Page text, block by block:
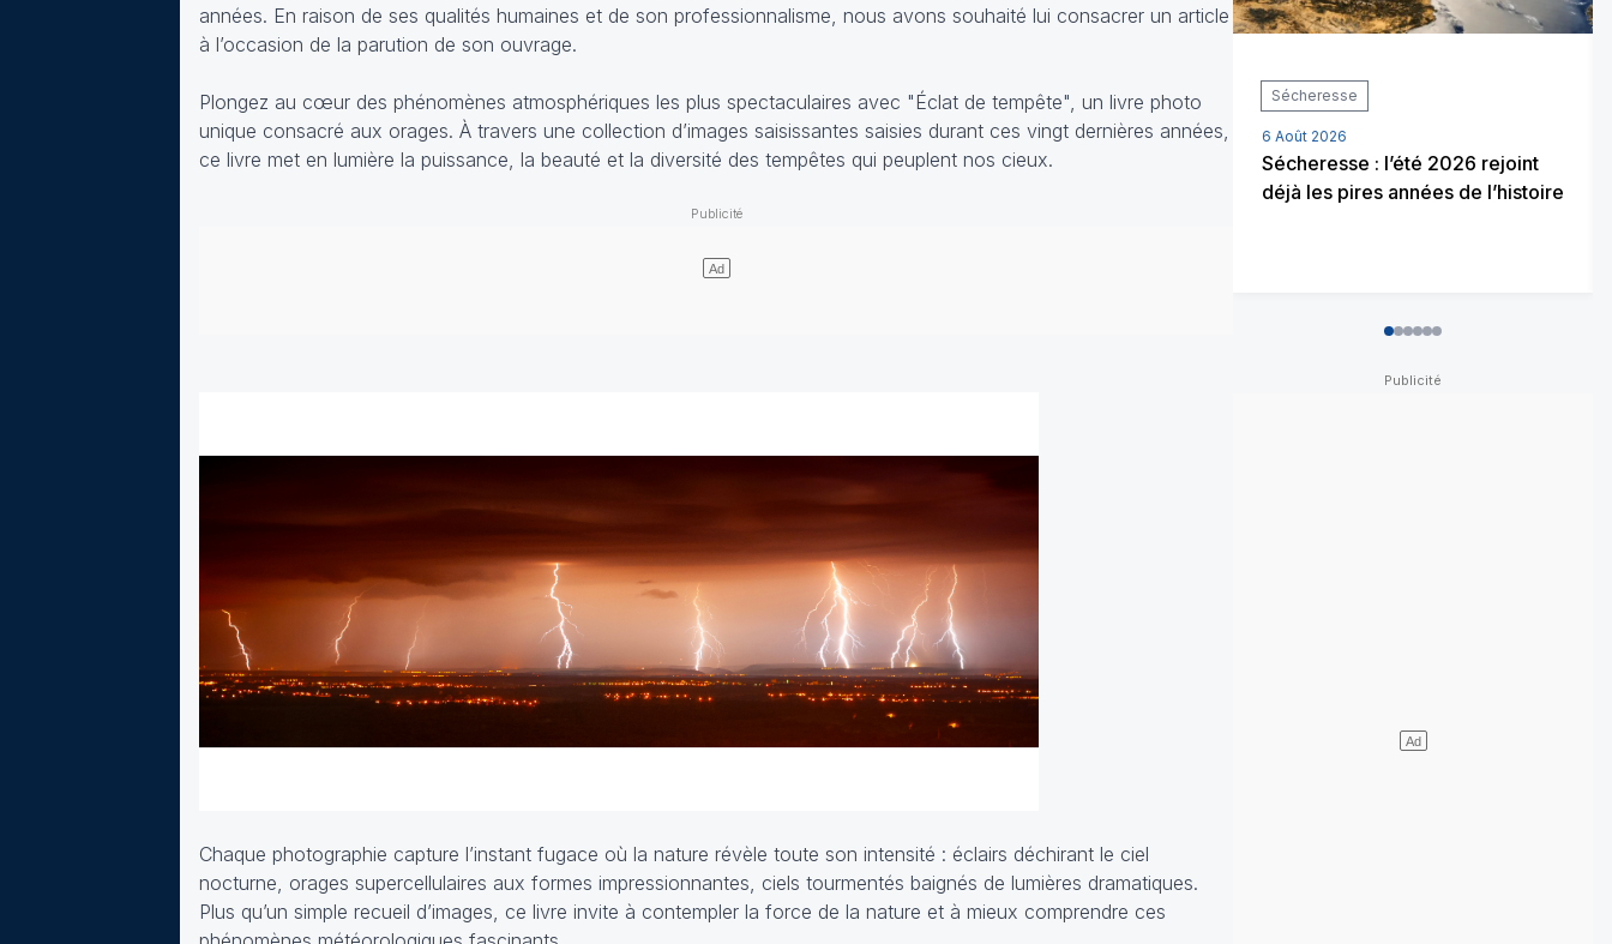
années. En raison de ses qualités humaines et de son professionnalisme, nous avons souhaité lui consacrer un article
à l’occasion de la parution de son ouvrage.
Plongez au cœur des phénomènes atmosphériques les plus spectaculaires avec "Éclat de tempête", un livre photo
unique consacré aux orages. À travers une collection d’images saisissantes saisies durant ces vingt dernières années,
ce livre met en lumière la puissance, la beauté et la diversité des tempêtes qui peuplent nos cieux.
Chaque photographie capture l’instant fugace où la nature révèle toute son intensité : éclairs déchirant le ciel
nocturne, orages supercellulaires aux formes impressionnantes, ciels tourmentés baignés de lumières dramatiques.
Plus qu’un simple recueil d’images, ce livre invite à contempler la force de la nature et à mieux comprendre ces
Sécheresse
6 Août 2026
Sécheresse : l’été 2026 rejoint
déjà les pires années de l’histoire
012345